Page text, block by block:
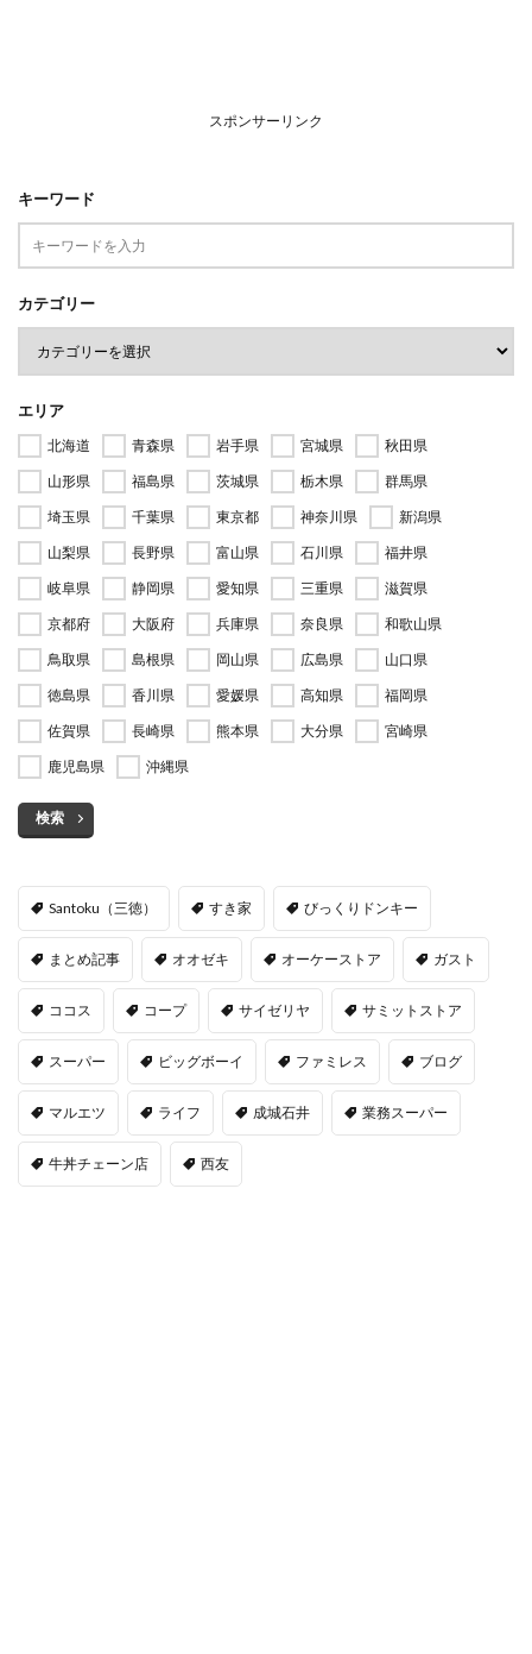
スポンサーリンク
キーワード
カテゴリー
エリア
北海道 青森県 岩手県 宮城県
秋田県
山形県
福島県 茨城県 栃木県
群馬県
埼玉県
千葉県 東京都 神奈川県
新潟県
山梨県
長野県 富山県 石川県
福井県
岐阜県
静岡県 愛知県 三重県
滋賀県
京都府
大阪府 兵庫県 奈良県
和歌山県
鳥取県
島根県 岡山県 広島県
山口県
徳島県
香川県 愛媛県 高知県
福岡県
佐賀県
長崎県 熊本県 大分県
宮崎県
鹿児島県
沖縄県
検索
Santoku（三徳） すき家 びっくりドンキー
まとめ記事 オオゼキ オーケーストア ガスト
ココス コープ サイゼリヤ サミットストア
スーパー ビッグボーイ ファミレス ブログ
マルエツ ライフ 成城石井 業務スーパー
牛丼チェーン店 西友